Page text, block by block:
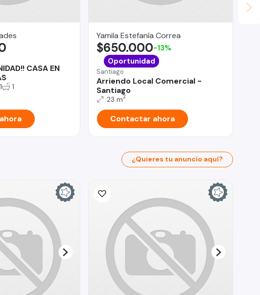
CASA EN
1 1
Yamila Estefanía Correa
Santiago
Arriendo Local Comercial -
Santiago
$650.000-13%
Oportunidad
23 m2
Contactar ahora
¿Quieres tu anuncio aquí?